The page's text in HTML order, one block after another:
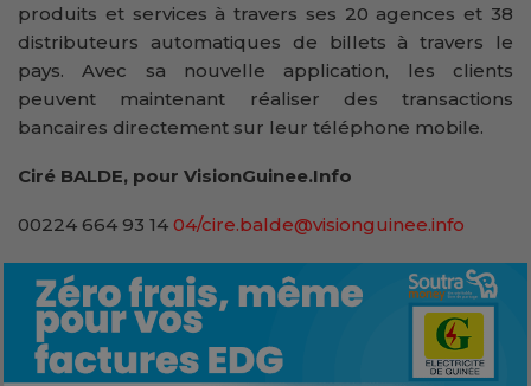
produits et services à travers ses 20 agences et 38
distributeurs automatiques de billets à travers le
pays. Avec sa nouvelle application, les clients
peuvent maintenant réaliser des transactions
bancaires directement sur leur téléphone mobile.
Ciré BALDE, pour VisionGuinee.Info
00224 664 93 14 04/cire.balde@visionguinee.info